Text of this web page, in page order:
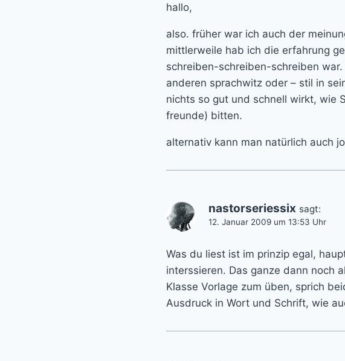
hallo,
also. früher war ich auch der
mittlerweile hab ich die erfahrung
schreiben-schreiben-schreiben
anderen sprachwitz oder – stil in
nichts so gut und schnell wirkt, wie
freunde) bitten.
alternativ kann man natürlich auch
nastorseriessix sagt:
12. Januar 2009 um 13:53 Uhr
Was du liest ist im prinzip egal,
interssieren. Das ganze dann noch
Klasse Vorlage zum üben, sprich
Ausdruck in Wort und Schrift, wie